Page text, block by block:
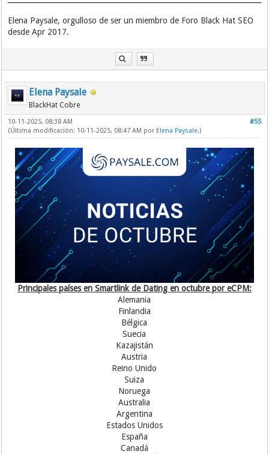
Elena Paysale, orgulloso de ser un miembro de Foro Black Hat SEO
desde Apr 2017.
Elena Paysale
BlackHat Cobre
#55
10-11-2025, 08:38 AM
(Última modificación: 10-11-2025, 08:47 AM por Elena Paysale.)
Principales países en Smartlink de Dating en octubre por eCPM:
Alemania
Finlandia
Bélgica
Suecia
Kazajistán
Austria
Reino Unido
Suiza
Noruega
Australia
Argentina
Estados Unidos
España
Canadá